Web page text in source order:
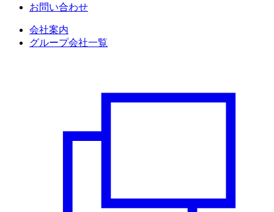
お問い合わせ
会社案内
グループ会社一覧